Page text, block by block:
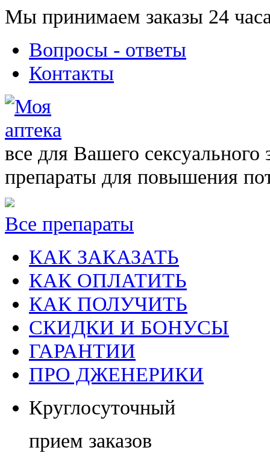
Мы принимаем заказы 24
Вопросы - ответы
Контакты
все для Вашего сексуального
препараты для повышения
Все препараты
КАК ЗАКАЗАТЬ
КАК ОПЛАТИТЬ
КАК ПОЛУЧИТЬ
СКИДКИ И БОНУСЫ
ГАРАНТИИ
ПРО ДЖЕНЕРИКИ
Круглосуточный
прием заказов